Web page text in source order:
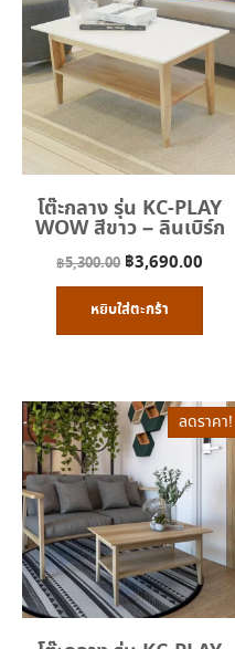
โต๊ะกลาง รุ่น KC-PLAY
WOW สีขาว – ลินเบิร์ก
฿5,300.00 Original
price
was:
฿3,690.00
price
หยิบใส่ตะกร้า
ลดราคา!